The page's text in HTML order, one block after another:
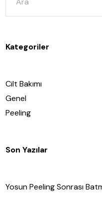
ara:
Kategoriler
Cilt Bakımı
Genel
Peeling
Son Yazılar
Yosun Peeling Sonrası